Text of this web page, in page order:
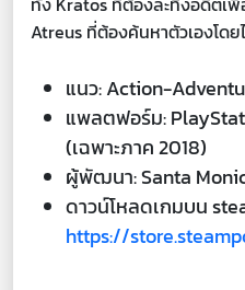
Atreus ที่ต้องค้นหาตัวเองโด
แนว: Action-
แพลตฟอร์ม:
(เฉพาะภาค 2018)
ผู้พัฒนา: Santa
ดาวน์โหลดเกมบน
https://